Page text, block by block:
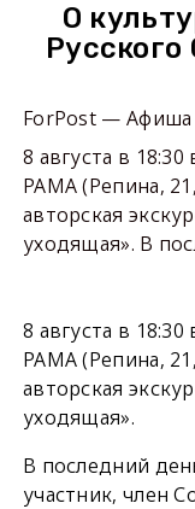
О
ForPost — Афиша
8 августа в
РАМА (Репина,
авторская
уходящая». В
8 августа в
РАМА (Репина,
авторская
уходящая».
В последний
участник, член